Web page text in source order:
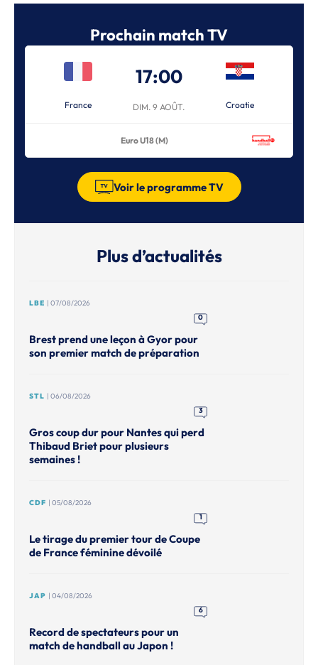
Prochain match TV
France
17:00
DIM. 9 AOÛT. Croatie
Euro U18 (M)
Voir le programme TV
Plus d’actualités
LBE | 07/08/2026
0
Brest prend une leçon à Gyor pour
son premier match de préparation
STL | 06/08/2026
3
Gros coup dur pour Nantes qui perd
Thibaud Briet pour plusieurs
semaines !
CDF | 05/08/2026
1
Le tirage du premier tour de Coupe
de France féminine dévoilé
JAP | 04/08/2026
6
Record de spectateurs pour un
match de handball au Japon !